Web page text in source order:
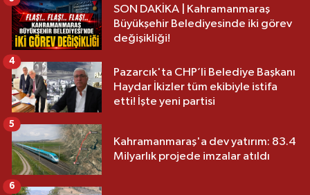
SON DAKİKA | Kahramanmaraş
Büyükşehir Belediyesinde iki görev
değişikliği!
Pazarcık'ta CHP’li Belediye Başkanı
Haydar İkizler tüm ekibiyle istifa
etti! İşte yeni partisi
4
Kahramanmaraş'a dev yatırım: 83.4
Milyarlık projede imzalar atıldı
5
6